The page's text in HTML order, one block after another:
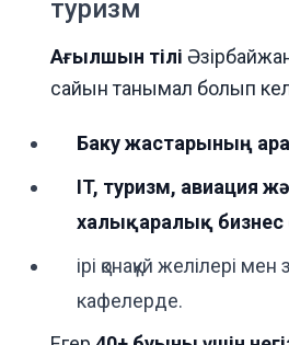
туризм
Ағылшын тілі
сайын танымал болып
Баку жастарының
IT, туризм, авиация
халықаралық бизнес
ірі қонақүй желілері
кафелерде.